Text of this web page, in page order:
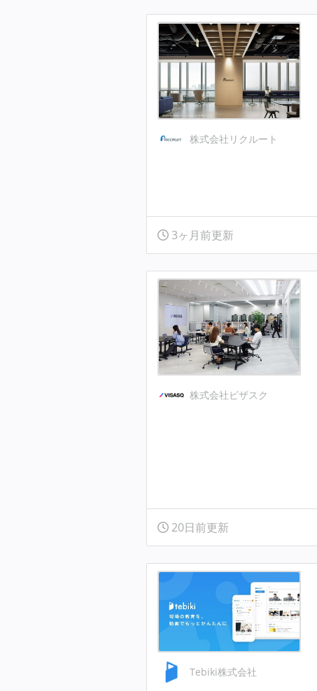
株式会社リクルート
3ヶ月前更新
株式会社ビザスク
20日前更新
Tebiki株式会社